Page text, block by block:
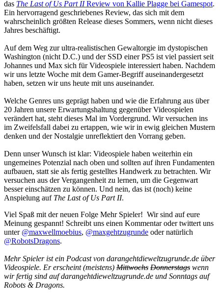
das The Last of Us Part IIReview von Kallie Plagge bei Gamespot.
Ein hervorragend geschriebenes Review, das sich mit dem
wahrscheinlich größten Release dieses Sommers, wenn nicht dieses
Jahres beschäftigt.
Auf dem Weg zur ultra-realistischen Gewaltorgie im dystopischen
Washington (nicht D.C.) und der SSD einer PS5 ist viel passiert seit
Johannes und Max sich für Videospiele interessiert haben. Nachdem
wir uns letzte Woche mit dem Gamer-Begriff auseinandergesetzt
haben, setzen wir uns heute mit uns auseinander.
Welche Genres uns geprägt haben und wie die Erfahrung aus über
20 Jahren unsere Erwartungshaltung gegenüber Videospielen
verändert hat, steht dieses Mal im Vordergrund. Wir versuchen ins
im Zweifelsfall dabei zu ertappen, wie wir in ewig gleichen Mustern
denken und der Nostalgie unreflektiert den Vorrang geben.
Denn unser Wunsch ist klar: Videospiele haben weiterhin ein
ungemeines Potenzial nach oben und sollten auf ihren Fundamenten
aufbauen, statt sie als fertig gestelltes Handwerk zu betrachten. Wir
versuchen aus der Vergangenheit zu lernen, um die Gegenwart
besser einschätzen zu können. Und nein, das ist (noch) keine
Anspielung auf The Last of Us Part II.
Viel Spaß mit der neuen Folge Mehr Spieler! Wir sind auf eure
Meinung gespannt! Schreibt uns einen Kommentar oder twittert uns
unter @maxwellmoebius, @maxgehtzugrunde oder natürlich
@RobotsDragons.
Mehr Spieler ist ein Podcast von darangehtdieweltzugrunde.de über
Videospiele. Er erscheint (meistens) Mittwochs Donnerstags wenn
wir fertig sind auf darangehtdieweltzugrunde.de und Sonntags auf
Robots & Dragons.